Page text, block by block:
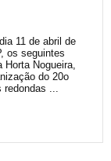
11 de abril de
os seguintes
Horta Nogueira,
do 20o
redondas ...